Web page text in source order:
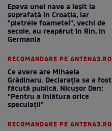
Epava unei nave a ieșit la
suprafață în Croația, iar
"pietrele foametei", vechi de
secole, au reapărut în Rin, în
Germania
RECOMANDARE PE ANTENA3.RO
Ce avere are Mihaela
Grădinaru. Declarația sa a fost
făcută publică. Nicușor Dan:
"Pentru a înlătura orice
speculații"
RECOMANDARE PE ANTENA3.RO